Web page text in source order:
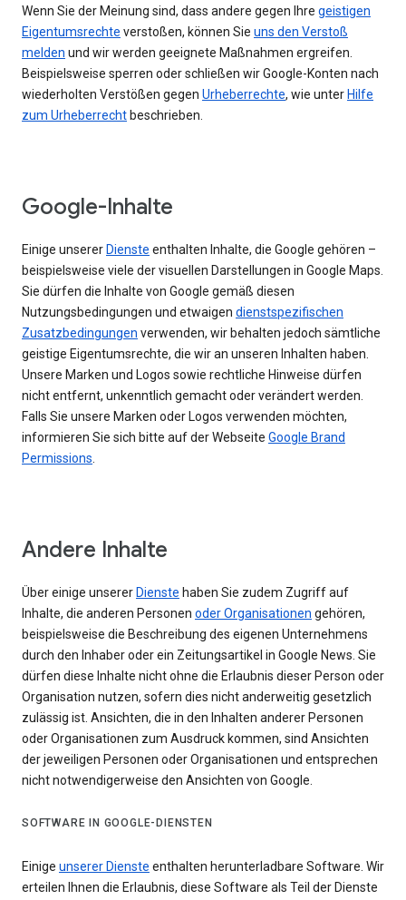
Wenn Sie der Meinung sind, dass andere gegen Ihre geistigen
Eigentumsrechte verstoßen, können Sie uns den Verstoß
melden und wir werden geeignete Maßnahmen ergreifen.
Beispielsweise sperren oder schließen wir Google-Konten nach
wiederholten Verstößen gegen Urheberrechte, wie unter Hilfe
zum Urheberrecht beschrieben.
Google-Inhalte
Einige unserer Dienste enthalten Inhalte, die Google gehören –
beispielsweise viele der visuellen Darstellungen in Google Maps.
Sie dürfen die Inhalte von Google gemäß diesen
Nutzungsbedingungen und etwaigen dienstspezifischen
Zusatzbedingungen verwenden, wir behalten jedoch sämtliche
geistige Eigentumsrechte, die wir an unseren Inhalten haben.
Unsere Marken und Logos sowie rechtliche Hinweise dürfen
nicht entfernt, unkenntlich gemacht oder verändert werden.
Falls Sie unsere Marken oder Logos verwenden möchten,
informieren Sie sich bitte auf der Webseite Google Brand
Permissions
Andere Inhalte
Über einige unserer Dienste haben Sie zudem Zugriff auf
Inhalte, die anderen Personen oder Organisationen gehören,
beispielsweise die Beschreibung des eigenen Unternehmens
durch den Inhaber oder ein Zeitungsartikel in Google News. Sie
dürfen diese Inhalte nicht ohne die Erlaubnis dieser Person oder
Organisation nutzen, sofern dies nicht anderweitig gesetzlich
zulässig ist. Ansichten, die in den Inhalten anderer Personen
oder Organisationen zum Ausdruck kommen, sind Ansichten
der jeweiligen Personen oder Organisationen und entsprechen
nicht notwendigerweise den Ansichten von Google.
SOFTWARE IN GOOGLE-DIENSTEN
Einige unserer Dienste enthalten herunterladbare Software. Wir
erteilen Ihnen die Erlaubnis, diese Software als Teil der Dienste